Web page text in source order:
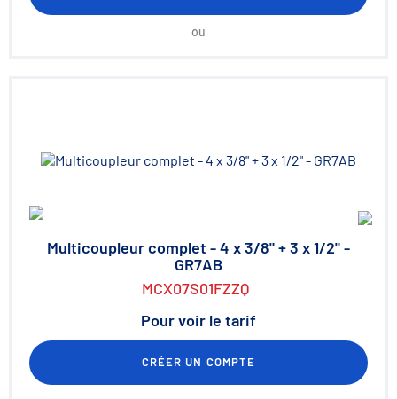
ou
Multicoupleur complet - 4 x 3/8" + 3 x 1/2" -
GR7AB
MCX07S01FZZQ
Pour voir le tarif
CRÉER UN COMPTE